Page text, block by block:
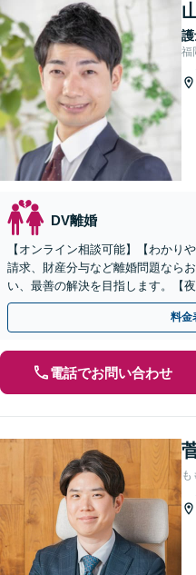
福
DV離婚
【オンライン相談可能】【わかり
請求、財産分与など離婚問題なら
い、最善の解決を目指します。【
談可能】【藤崎駅徒歩5分】【弁護
料金
電話でお問い合わせ
も